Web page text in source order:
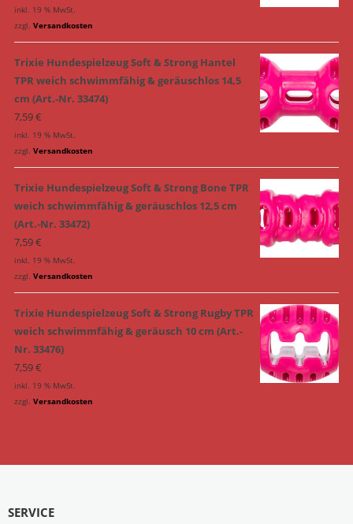
inkl. 19 % MwSt.
zzgl. Versandkosten
Trixie Hundespielzeug Soft & Strong Hantel
TPR weich schwimmfähig & geräuschlos 14,5
cm (Art.-Nr. 33474)
7,59€
inkl. 19 % MwSt.
zzgl. Versandkosten
Trixie Hundespielzeug Soft & Strong Bone TPR
weich schwimmfähig & geräuschlos 12,5 cm
(Art.-Nr. 33472)
7,59€
inkl. 19 % MwSt.
zzgl. Versandkosten
Trixie Hundespielzeug Soft & Strong Rugby TPR
weich schwimmfähig & geräusch 10 cm (Art.-
Nr. 33476)
7,59€
inkl. 19 % MwSt.
zzgl. Versandkosten
SERVICE